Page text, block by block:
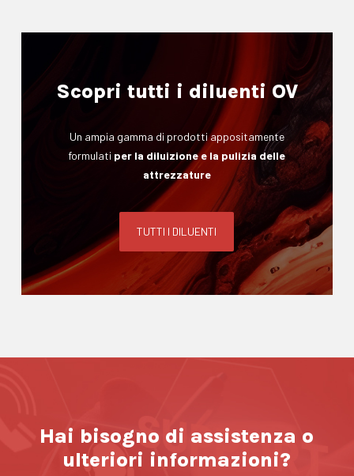
Scopri tutti i diluenti OV
Un ampia gamma di prodotti appositamente
formulati per la diluizione e la pulizia delle
attrezzature
TUTTI I DILUENTI
Hai bisogno di assistenza o
ulteriori informazioni?